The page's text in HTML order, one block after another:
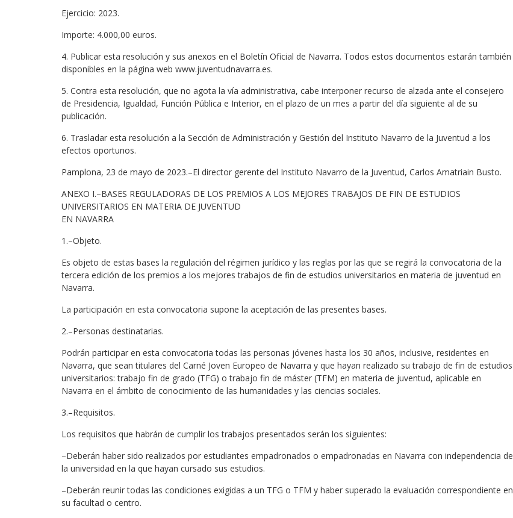
Ejercicio: 2023.
Importe: 4.000,00 euros.
4. Publicar esta resolución y sus anexos en el Boletín Oficial de Navarra. Todos estos documentos estarán también
disponibles en la página web www.juventudnavarra.es.
5. Contra esta resolución, que no agota la vía administrativa, cabe interponer recurso de alzada ante el consejero
de Presidencia, Igualdad, Función Pública e Interior, en el plazo de un mes a partir del día siguiente al de su
publicación.
6. Trasladar esta resolución a la Sección de Administración y Gestión del Instituto Navarro de la Juventud a los
efectos oportunos.
Pamplona, 23 de mayo de 2023.–El director gerente del Instituto Navarro de la Juventud, Carlos Amatriain Busto.
ANEXO I.–BASES REGULADORAS DE LOS PREMIOS A LOS MEJORES TRABAJOS DE FIN DE ESTUDIOS
UNIVERSITARIOS EN MATERIA DE JUVENTUD
EN NAVARRA
1.–Objeto.
Es objeto de estas bases la regulación del régimen jurídico y las reglas por las que se regirá la convocatoria de la
tercera edición de los premios a los mejores trabajos de fin de estudios universitarios en materia de juventud en
Navarra.
La participación en esta convocatoria supone la aceptación de las presentes bases.
2.–Personas destinatarias.
Podrán participar en esta convocatoria todas las personas jóvenes hasta los 30 años, inclusive, residentes en
Navarra, que sean titulares del Carné Joven Europeo de Navarra y que hayan realizado su trabajo de fin de estudios
universitarios: trabajo fin de grado (TFG) o trabajo fin de máster (TFM) en materia de juventud, aplicable en
Navarra en el ámbito de conocimiento de las humanidades y las ciencias sociales.
3.–Requisitos.
Los requisitos que habrán de cumplir los trabajos presentados serán los siguientes:
–Deberán haber sido realizados por estudiantes empadronados o empadronadas en Navarra con independencia de
la universidad en la que hayan cursado sus estudios.
–Deberán reunir todas las condiciones exigidas a un TFG o TFM y haber superado la evaluación correspondiente en
su facultad o centro.